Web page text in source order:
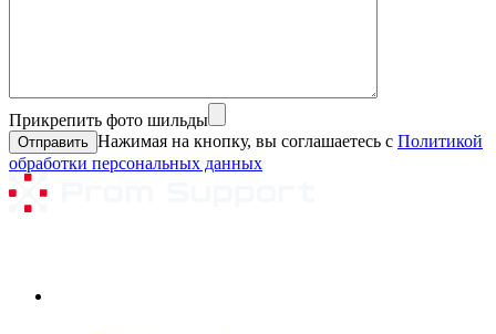
Прикрепить фото шильды
Нажимая на кнопку, вы соглашаетесь с Политикой
обработки персональных данных